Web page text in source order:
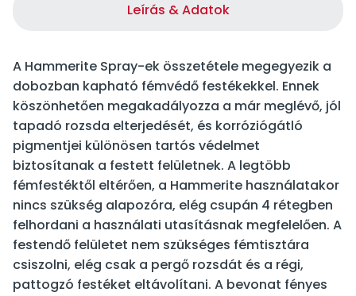
Leírás & Adatok
A Hammerite Spray-ek összetétele megegyezik a
dobozban kapható fémvédő festékekkel. Ennek
köszönhetően megakadályozza a már meglévő, jól
tapadó rozsda elterjedését, és korróziógátló
pigmentjei különösen tartós védelmet
biztosítanak a festett felületnek. A legtöbb
fémfestéktől eltérően, a Hammerite használatakor
nincs szükség alapozóra, elég csupán 4 rétegben
felhordani a használati utasításnak megfelelően. A
festendő felületet nem szükséges fémtisztára
csiszolni, elég csak a pergő rozsdát és a régi,
pattogzó festéket eltávolítani. A bevonat fényes